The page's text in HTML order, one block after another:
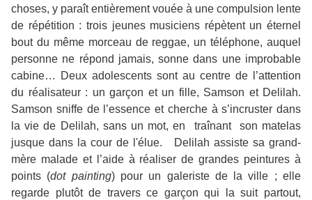
choses, y paraît entièrement vouée à une compulsion lente
de répétition : trois jeunes musiciens répètent un éternel
bout du même morceau de reggae, un téléphone, auquel
personne ne répond jamais, sonne dans une improbable
cabine… Deux adolescents sont au centre de l’attention
du réalisateur : un garçon et un fille, Samson et Delilah.
Samson sniffe de l’essence et cherche à s’incruster dans
la vie de Delilah, sans un mot, en traînant son matelas
jusque dans la cour de l'élue. Delilah assiste sa grand-
mère malade et l’aide à réaliser de grandes peintures à
points (dot painting) pour un galeriste de la ville ; elle
regarde plutôt de travers ce garçon qui la suit partout,